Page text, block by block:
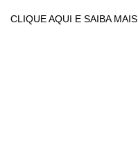
CLIQUE AQUI E SAIBA MAIS